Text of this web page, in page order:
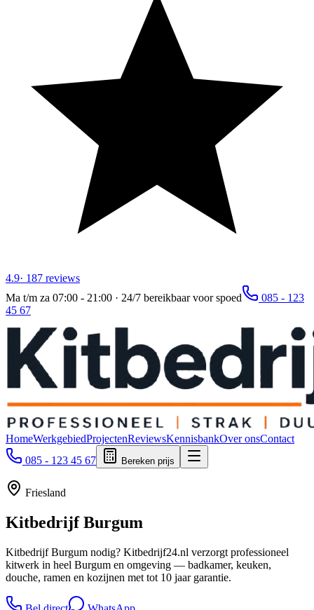
4.9· 187 reviews
Ma t/m za 07:00 - 21:00 · 24/7 bereikbaar voor spoed
085 - 123
45 67
HomeWerkgebiedProjectenReviewsKennisbankOver onsContact
085 - 123 45 67
Bereken prijs
Friesland
KitbedrijfBurgum
Kitbedrijf Burgum nodig? Kitbedrijf24.nl verzorgt professioneel
kitwerk in heel Burgum en omgeving — badkamer, keuken,
douche, ramen en kozijnen met tot 10 jaar garantie.